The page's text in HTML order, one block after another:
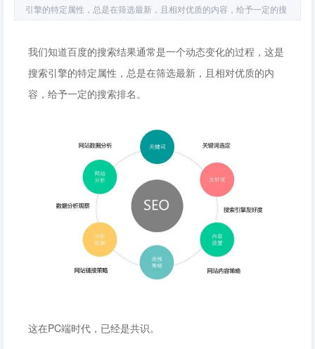
引擎的特定属性，总是在筛选最新，且相对优质的内容，给予一定的搜
索排名。这在PC端时代，已经是共识。因此，早前我们总是讨论网站
经常有小伙伴来私
我们知道百度的搜索结果通常是一个动态变化的过程，这是
搜索引擎的特定属性，总是在筛选最新，且相对优质的内
容，给予一定的搜索排名。
这在PC端时代，已经是共识。